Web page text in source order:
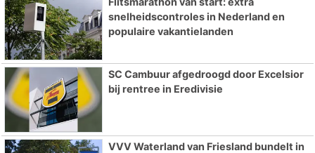
snelheidscontroles in Nederland en
populaire vakantielanden
SC Cambuur afgedroogd door Excelsior
bij rentree in Eredivisie
VVV Waterland van Friesland bundelt in